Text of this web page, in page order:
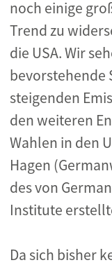
noch einige
Trend zu
die USA. Wir
bevorstehende
steigenden
den weiteren
Wahlen in den
Hagen
des von
Institute
Da sich bisher